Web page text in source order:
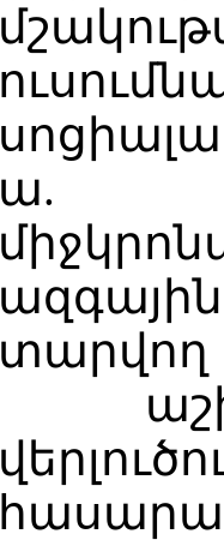
ա.
տարվող